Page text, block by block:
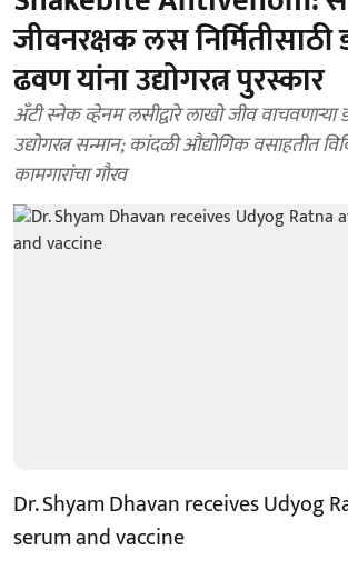
जीवनरक्षक लस निर्मितीसाठी
ढवण यांना उद्योगरत्न पुरस्कार
अँटी स्नेक व्हेनम लसीद्वारे लाखो जीव वाचवणाऱ्या
उद्योगरत्न सन्मान; कांदळी औद्योगिक वसाहतीत
कामगारांचा गौरव
Dr. Shyam Dhavan receives Udyog
serum and vaccine